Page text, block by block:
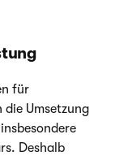
für
Umsetzung
Deshalb